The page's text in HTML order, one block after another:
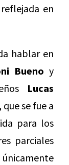
en
hablar en
Bueno y
Lucas
que se fue a
para los
parciales